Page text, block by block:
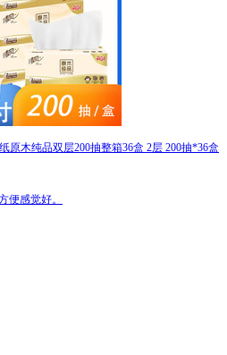
原木纯品双层200抽整箱36盒 2层 200抽*36盒
便感觉好。